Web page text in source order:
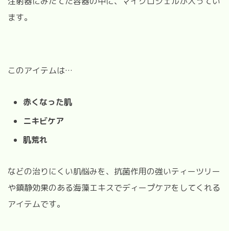
ます。
このアイテムは…
赤くなった肌
ニキビケア
肌荒れ
などの治りにくい肌悩みを、抗菌作用の強いティーツリー
や鎮静効果のある海藻エキスでディープケアをしてくれる
アイテムです。